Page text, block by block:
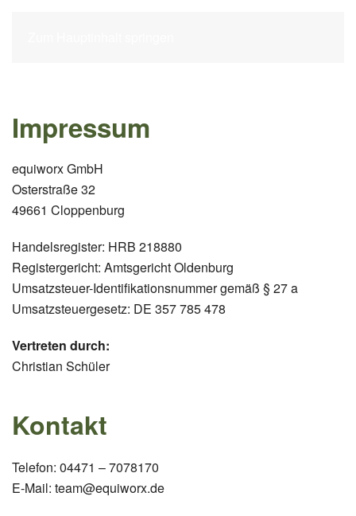
Impressum
equiworx GmbH
Osterstraße 32
49661 Cloppenburg
Handelsregister: HRB 218880
Registergericht: Amtsgericht Oldenburg
Umsatzsteuer-Identifikationsnummer gemäß § 27 a
Umsatzsteuergesetz: DE 357 785 478
Vertreten durch:
Christian Schüler
Kontakt
Telefon: 04471 – 7078170
E-Mail: team@equiworx.de